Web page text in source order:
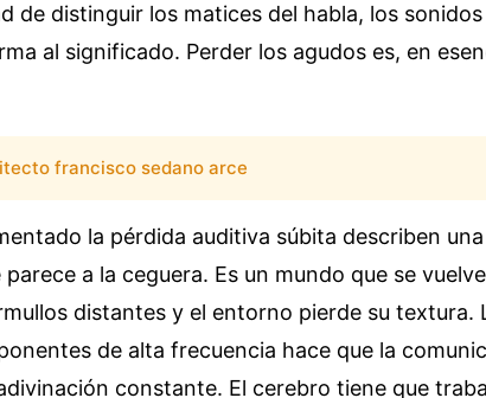
de distinguir los matices del habla, los
al significado. Perder los agudos es, en
francisco sedano arce
la pérdida auditiva súbita describen
a la ceguera. Es un mundo que se
distantes y el entorno pierde su textura.
de alta frecuencia hace que la
constante. El cerebro tiene que